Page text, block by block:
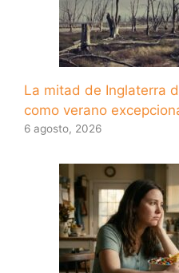
La mitad de Inglaterra
como verano
6 agosto, 2026